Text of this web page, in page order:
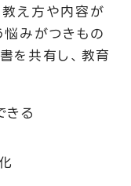
教え方や内容が
悩みがつきもの
を共有し、教育
きる